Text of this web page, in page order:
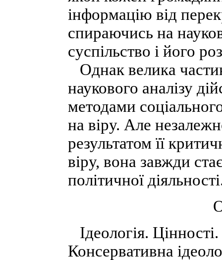
інформацію від
спираючись на
суспільство і його
Однак велика
наукового аналізу
методами
на віру. Але
результатом її
віру, вона завжди
політичної
Ідеологія.
Консервативна